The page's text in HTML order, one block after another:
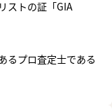
ストの証「GIA
るプロ査定士である